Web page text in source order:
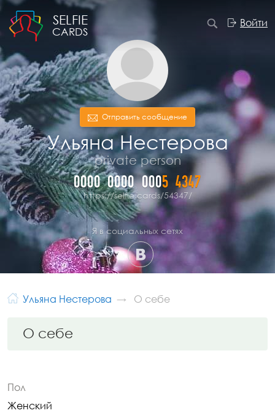
SELFIE
CARDS
Войти
Отправить сообщение
Ульяна Нестерова
private person
0000 0000 0005 4347
https://selfie.cards/54347/
Я в социальных сетях
Ульяна Нестерова О себе
О себе
Пол
Женский